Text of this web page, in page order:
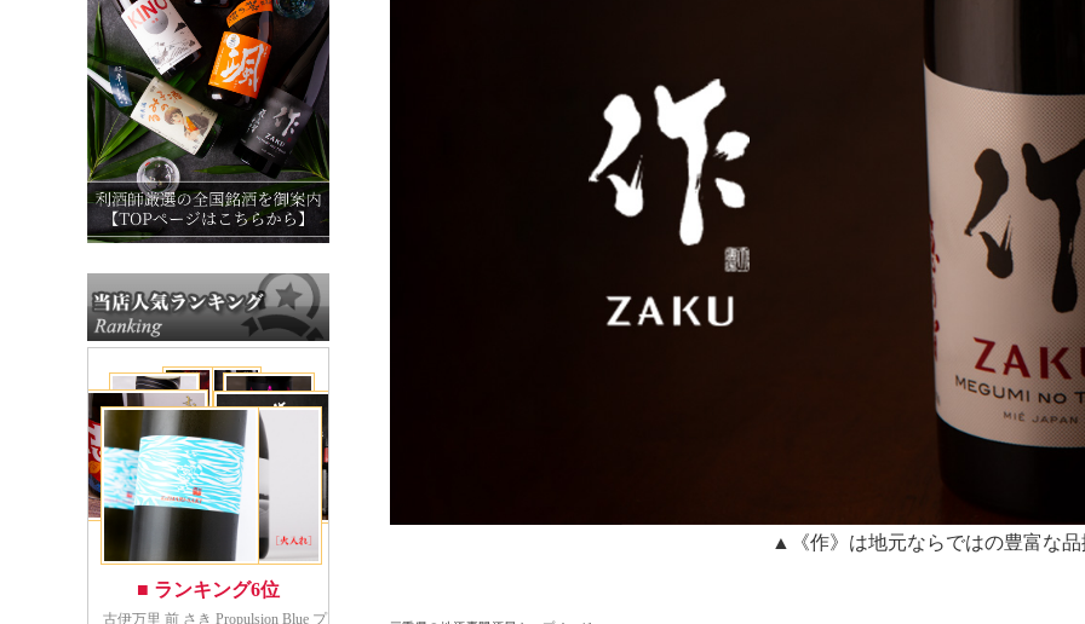
▲《作》は地元ならではの豊富な